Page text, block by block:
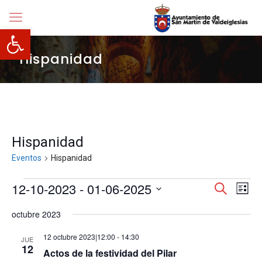
Abrir barra de herramientas
Hispanidad
Hispanidad
Eventos Hispanidad
Eventos
Buscar
de
de
Lista
12-10-2023 - 01-06-2025
la
octubre 2023
JUE
12 Actos de la festividad del Pilar
12 octubre 2023|12:00 - 14:30